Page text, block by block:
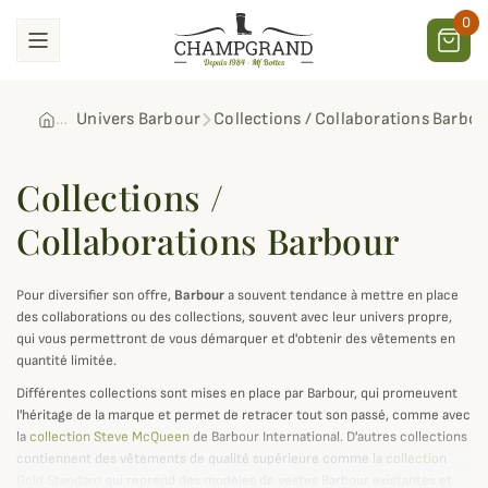
0
Univers Barbour Collections / Collaborations
Collections /
Collaborations Barbour
Pour diversifier son offre, Barboura souvent tendance à mettre en place
des collaborations ou des collections, souvent avec leur univers propre,
qui vous permettront de vous démarquer et d'obtenir des vêtements en
quantité limitée.
Différentes collections sont mises en place par Barbour, qui promeuvent
l'héritage de la marque et permet de retracer tout son passé, comme avec
lacollection Steve McQueen de Barbour International. D'autres collections
contiennent des vêtements de qualité supérieure comme la collection